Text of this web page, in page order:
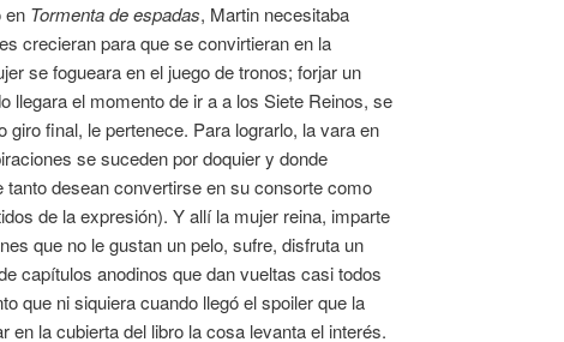
en Tormenta de espadas, Martin necesitaba
crecieran para que se convirtieran en la
se fogueara en el juego de tronos; forjar un
llegara el momento de ir a a los Siete Reinos, se
final, le pertenece. Para lograrlo, la vara en
se suceden por doquier y donde
desean convertirse en su consorte como
de la expresión). Y allí la mujer reina, imparte
que no le gustan un pelo, sufre, disfruta un
capítulos anodinos que dan vueltas casi todos
que ni siquiera cuando llegó el spoiler que la
en la cubierta del libro la cosa levanta el interés.